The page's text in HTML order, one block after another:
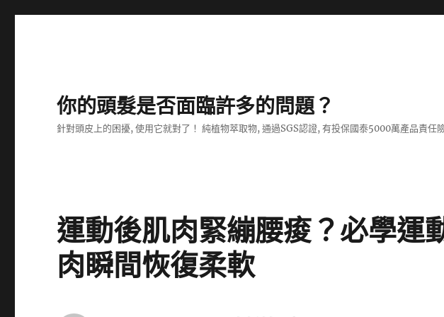
你的頭髮是否面臨許多的問題？
針對頭皮上的困擾, 使用它就對了！ 純植物萃取物, 通過SGS認證, 有投保國泰5000萬產品責任
運動後肌肉緊繃腰痠？必學運
肉瞬間恢復柔軟